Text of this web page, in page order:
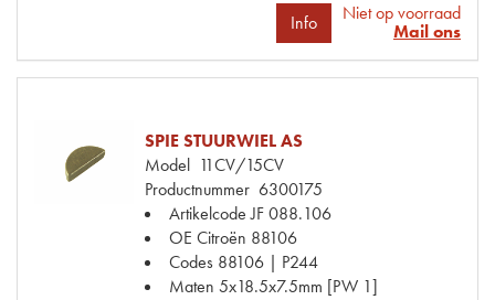
Info
Niet op voorraad
Mail ons
SPIE STUURWIEL AS
Model 11CV/15CV
Productnummer 6300175
Artikelcode JF088.106
OE Citroën 88106
Codes 88106 | P244
Maten 5x18.5x7.5mm [PW 1]